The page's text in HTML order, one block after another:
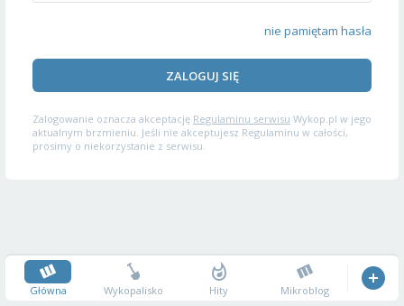
nie pamiętam hasła
ZALOGUJ SIĘ
Zalogowanie oznacza akceptację Regulaminu serwisu Wykop.pl w jego
aktualnym brzmieniu. Jeśli nie akceptujesz Regulaminu w całości,
prosimy o niekorzystanie z serwisu.
Główna Wykopalisko Hity Mikroblog